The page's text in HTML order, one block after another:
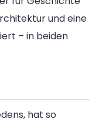
und eine
– in beiden
hat so